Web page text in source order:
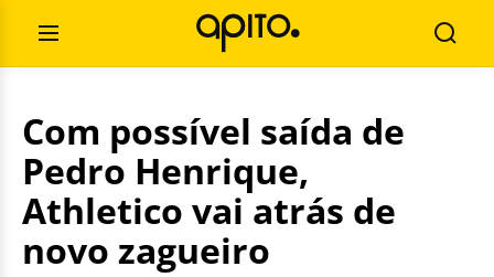
contentOpen
Menu
for:
Com possível saída de
Pedro Henrique,
Athletico vai atrás de
novo zagueiro